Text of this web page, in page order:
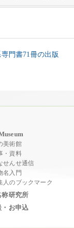
門書71冊の出版
美術館
・資料
せんせ通信
名入門
人のブックマーク
称研究所
・お申込